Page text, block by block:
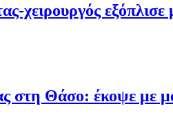
χειρουργός
στη Θάσο: έκοψε με